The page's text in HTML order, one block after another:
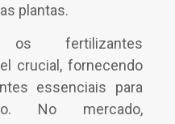
plantas.
fertilizantes
crucial, fornecendo
essenciais para
No mercado,